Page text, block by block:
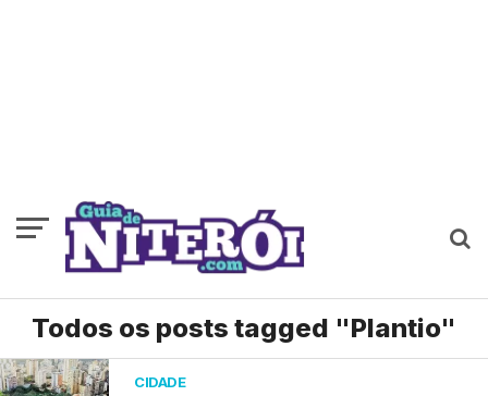
Todos os posts tagged "Plantio"
CIDADE